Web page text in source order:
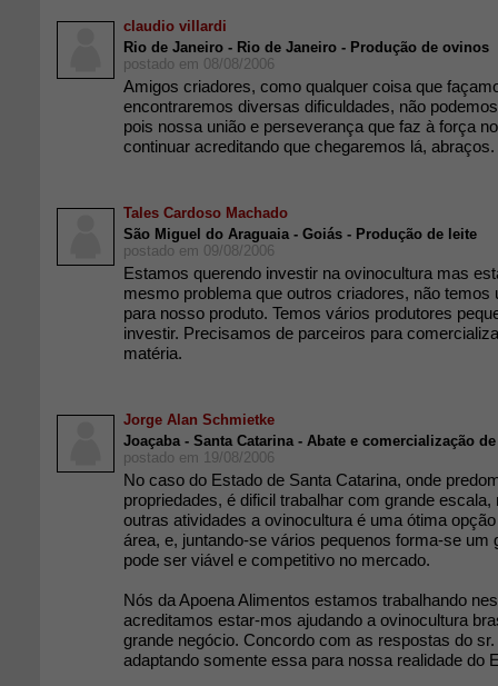
claudio villardi
Rio de Janeiro - Rio de Janeiro - Produção de ovinos
postado em 08/08/2006
Amigos criadores, como qualquer coisa que
encontraremos diversas dificuldades, não
pois nossa união e perseverança que faz à força
continuar acreditando que chegaremos lá, abraços.
Tales Cardoso Machado
São Miguel do Araguaia - Goiás - Produção de leite
postado em 09/08/2006
Estamos querendo investir na ovinocultura mas
mesmo problema que outros criadores, não temos
para nosso produto. Temos vários produtores
investir. Precisamos de parceiros para
matéria.
Jorge Alan Schmietke
Joaçaba - Santa Catarina - Abate e comercialização
postado em 19/08/2006
No caso do Estado de Santa Catarina, onde
propriedades, é dificil trabalhar com grande
outras atividades a ovinocultura é uma ótima
área, e, juntando-se vários pequenos forma-se um
pode ser viável e competitivo no mercado.
Nós da Apoena Alimentos estamos trabalhando
acreditamos estar-mos ajudando a ovinocultura
grande negócio. Concordo com as respostas do
adaptando somente essa para nossa realidade do